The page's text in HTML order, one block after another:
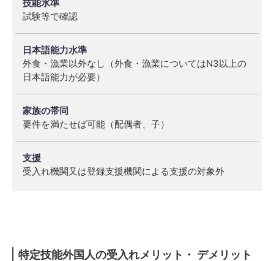
試験等で確認
外食・漁業以外なし（外食・漁業についてはN3以上の
日本語能力が必要）
要件を満たせば可能（配偶者、子）
受入れ機関又は登録支援機関による支援の対象外
特定技能外国人の受入れメリット・ デメリット